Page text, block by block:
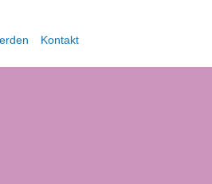
Kontakt